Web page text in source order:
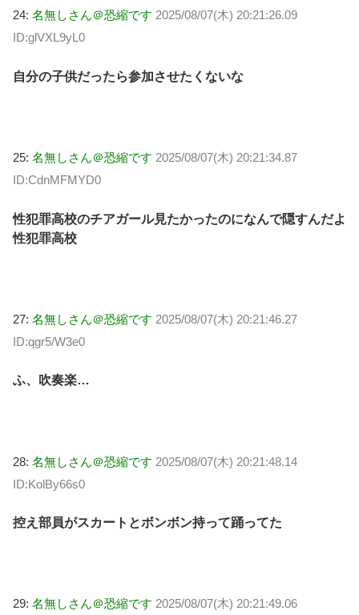
24: 名無しさん＠恐縮です 2025/08/07(木) 20:21:26.09
ID:glVXL9yL0
自分の子供だったら参加させたくないな
25: 名無しさん＠恐縮です 2025/08/07(木) 20:21:34.87
ID:CdnMFMYD0
性犯罪高校のチアガール見たかったのになんで隠すんだよ
性犯罪高校
27: 名無しさん＠恐縮です 2025/08/07(木) 20:21:46.27
ID:qgr5/W3e0
ふ、吹奏楽…
28: 名無しさん＠恐縮です 2025/08/07(木) 20:21:48.14
ID:KolBy66s0
控え部員がスカートとボンボン持って踊ってた
29: 名無しさん＠恐縮です 2025/08/07(木) 20:21:49.06